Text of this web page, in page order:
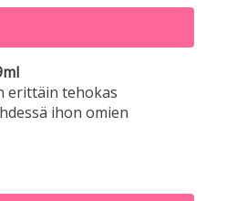
erittäin tehokas
ihon omien